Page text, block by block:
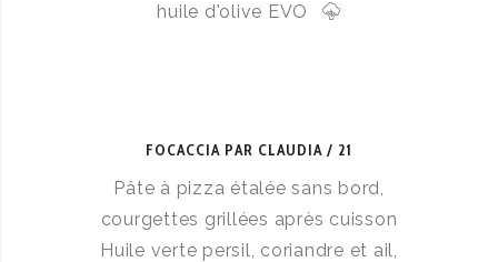
huile d'olive EVO
FOCACCIA PAR CLAUDIA 21
Pâte à pizza étalée sans bord,
courgettes grillées après cuisson
Huile verte persil, coriandre et ail,